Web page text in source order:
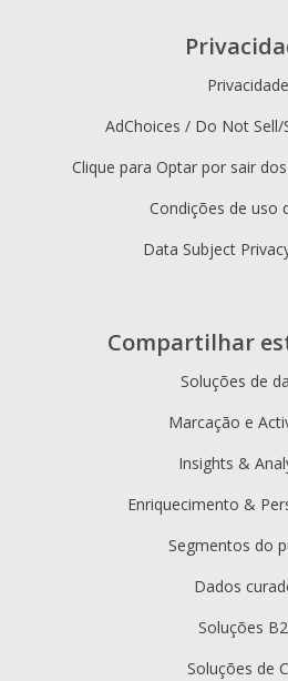
Compartilhar
Soluções de
Marcação e
Insights &
Enriquecimento &
Segmentos do
Dados
Soluções
Soluções de
Privacidade
AdChoices / Do Not
Clique para Optar por sair
Condições de uso
Data Subject